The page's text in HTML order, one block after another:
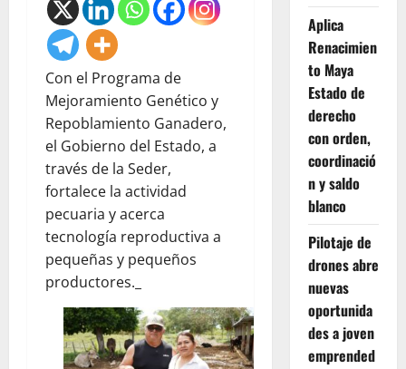
Con el Programa de
Mejoramiento Genético y
Repoblamiento Ganadero,
el Gobierno del Estado, a
través de la Seder,
fortalece la actividad
pecuaria y acerca
tecnología reproductiva a
pequeñas y pequeños
productores._
Aplica
Renacimien
to Maya
Estado de
derecho
con orden,
coordinació
n y saldo
blanco
Pilotaje de
drones abre
nuevas
oportunida
des a joven
emprended